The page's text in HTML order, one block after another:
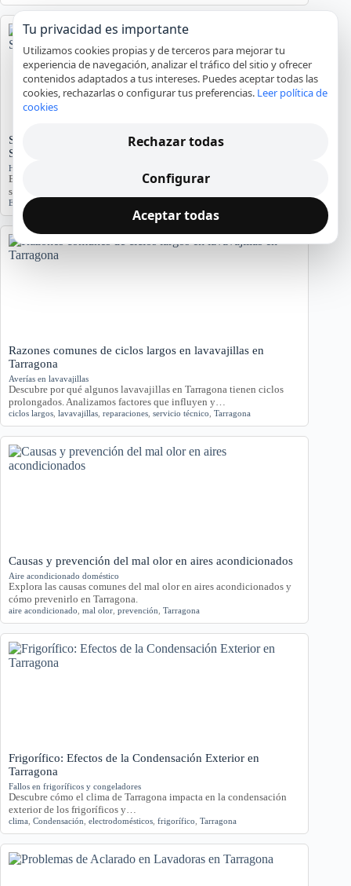
Significado del Error E01 en Hornos Teka: Causas y
Soluciones
Hornos y placas de cocina
El error E01 en hornos Teka indica problemas. Conozca sus causas y
síntomas para diagnosticar…
Error E01
Razones comunes de ciclos largos en lavavajillas en
Tarragona
Averías en lavavajillas
Descubre por qué algunos lavavajillas en Tarragona tienen ciclos
prolongados. Analizamos factores que influyen y…
ciclos largos lavavajillas reparaciones servicio técnico Tarragona
Causas y prevención del mal olor en aires acondicionados
Aire acondicionado doméstico
Explora las causas comunes del mal olor en aires acondicionados y
cómo prevenirlo en Tarragona.
aire acondicionado mal olor prevención Tarragona
Frigorífico: Efectos de la Condensación Exterior en
Tarragona
Fallos en frigoríficos y congeladores
Descubre cómo el clima de Tarragona impacta en la condensación
exterior de los frigoríficos y…
clima Condensación electrodomésticos frigorífico Tarragona
Tu privacidad es importante
Utilizamos cookies propias y de terceros para mejorar tu
experiencia de navegación, analizar el tráfico del sitio y ofrecer
contenidos adaptados a tus intereses. Puedes aceptar todas las
cookies, rechazarlas o configurar tus preferencias. Leer política de
cookies
Rechazar todas
Configurar
Aceptar todas